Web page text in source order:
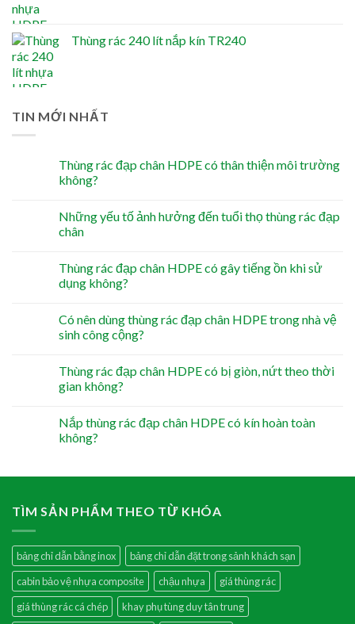
Thùng rác 240 lít nắp kín TR240
TIN MỚI NHẤT
Thùng rác đạp chân HDPE có thân thiện môi trường
không?
Những yếu tố ảnh hưởng đến tuổi thọ thùng rác đạp
chân
Thùng rác đạp chân HDPE có gây tiếng ồn khi sử
dụng không?
Có nên dùng thùng rác đạp chân HDPE trong nhà vệ
sinh công cộng?
Thùng rác đạp chân HDPE có bị giòn, nứt theo thời
gian không?
Nắp thùng rác đạp chân HDPE có kín hoàn toàn
không?
TÌM SẢN PHẨM THEO TỪ KHÓA
bảng chỉ dẫn bằng inox
bảng chỉ dẫn đặt trong sảnh khách sạn
cabin bảo vệ nhựa composite
chậu nhựa
giá thùng rác
giá thùng rác cá chép
khay phụ tùng duy tân trung